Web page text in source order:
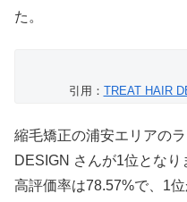
た。
引用： TREAT HAIR
縮毛矯正の浦安エリアの
DESIGN さんが1位となり
高評価率は78.57%で、1